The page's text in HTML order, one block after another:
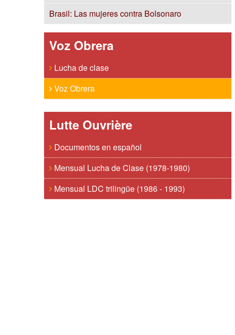
Brasil: Las mujeres contra Bolsonaro
Voz Obrera
Lucha de clase
Voz Obrera
Lutte Ouvrière
Documentos en español
Mensual Lucha de Clase (1978-1980)
Mensual LDC trilingüe (1986 - 1993)